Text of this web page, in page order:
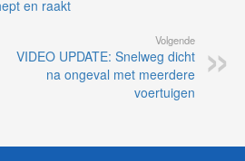
en raakt
Volgende
VIDEO UPDATE: Snelweg dicht
na ongeval met meerdere
voertuigen